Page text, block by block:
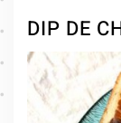
DIP DE